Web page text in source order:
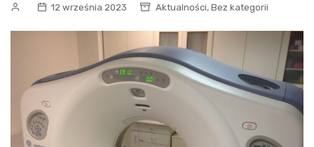
12 września 2023 Aktualności, Bez kategorii